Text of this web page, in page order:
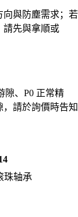
向與防塵需求；若
請先與拿順或
隙、P0 正常精
請於詢價時告知
珠轴承